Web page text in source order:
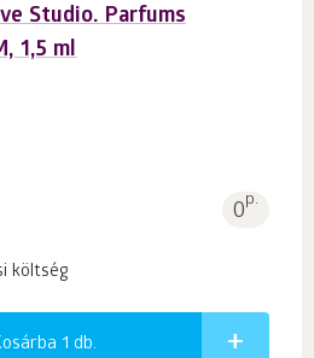
Studio. Parfums
1,5 ml
0p.
költség
1 db.